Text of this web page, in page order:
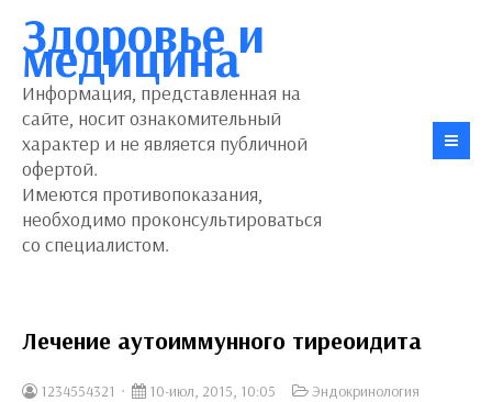
Здоровье и
медицина
Информация, представленная на
сайте, носит ознакомительный
характер и не является публичной
офертой.
Имеются противопоказания,
необходимо проконсультироваться
со специалистом.
Лечение аутоиммунного тиреоидита
1234554321 10-июл, 2015, 10:05
Эндокринология